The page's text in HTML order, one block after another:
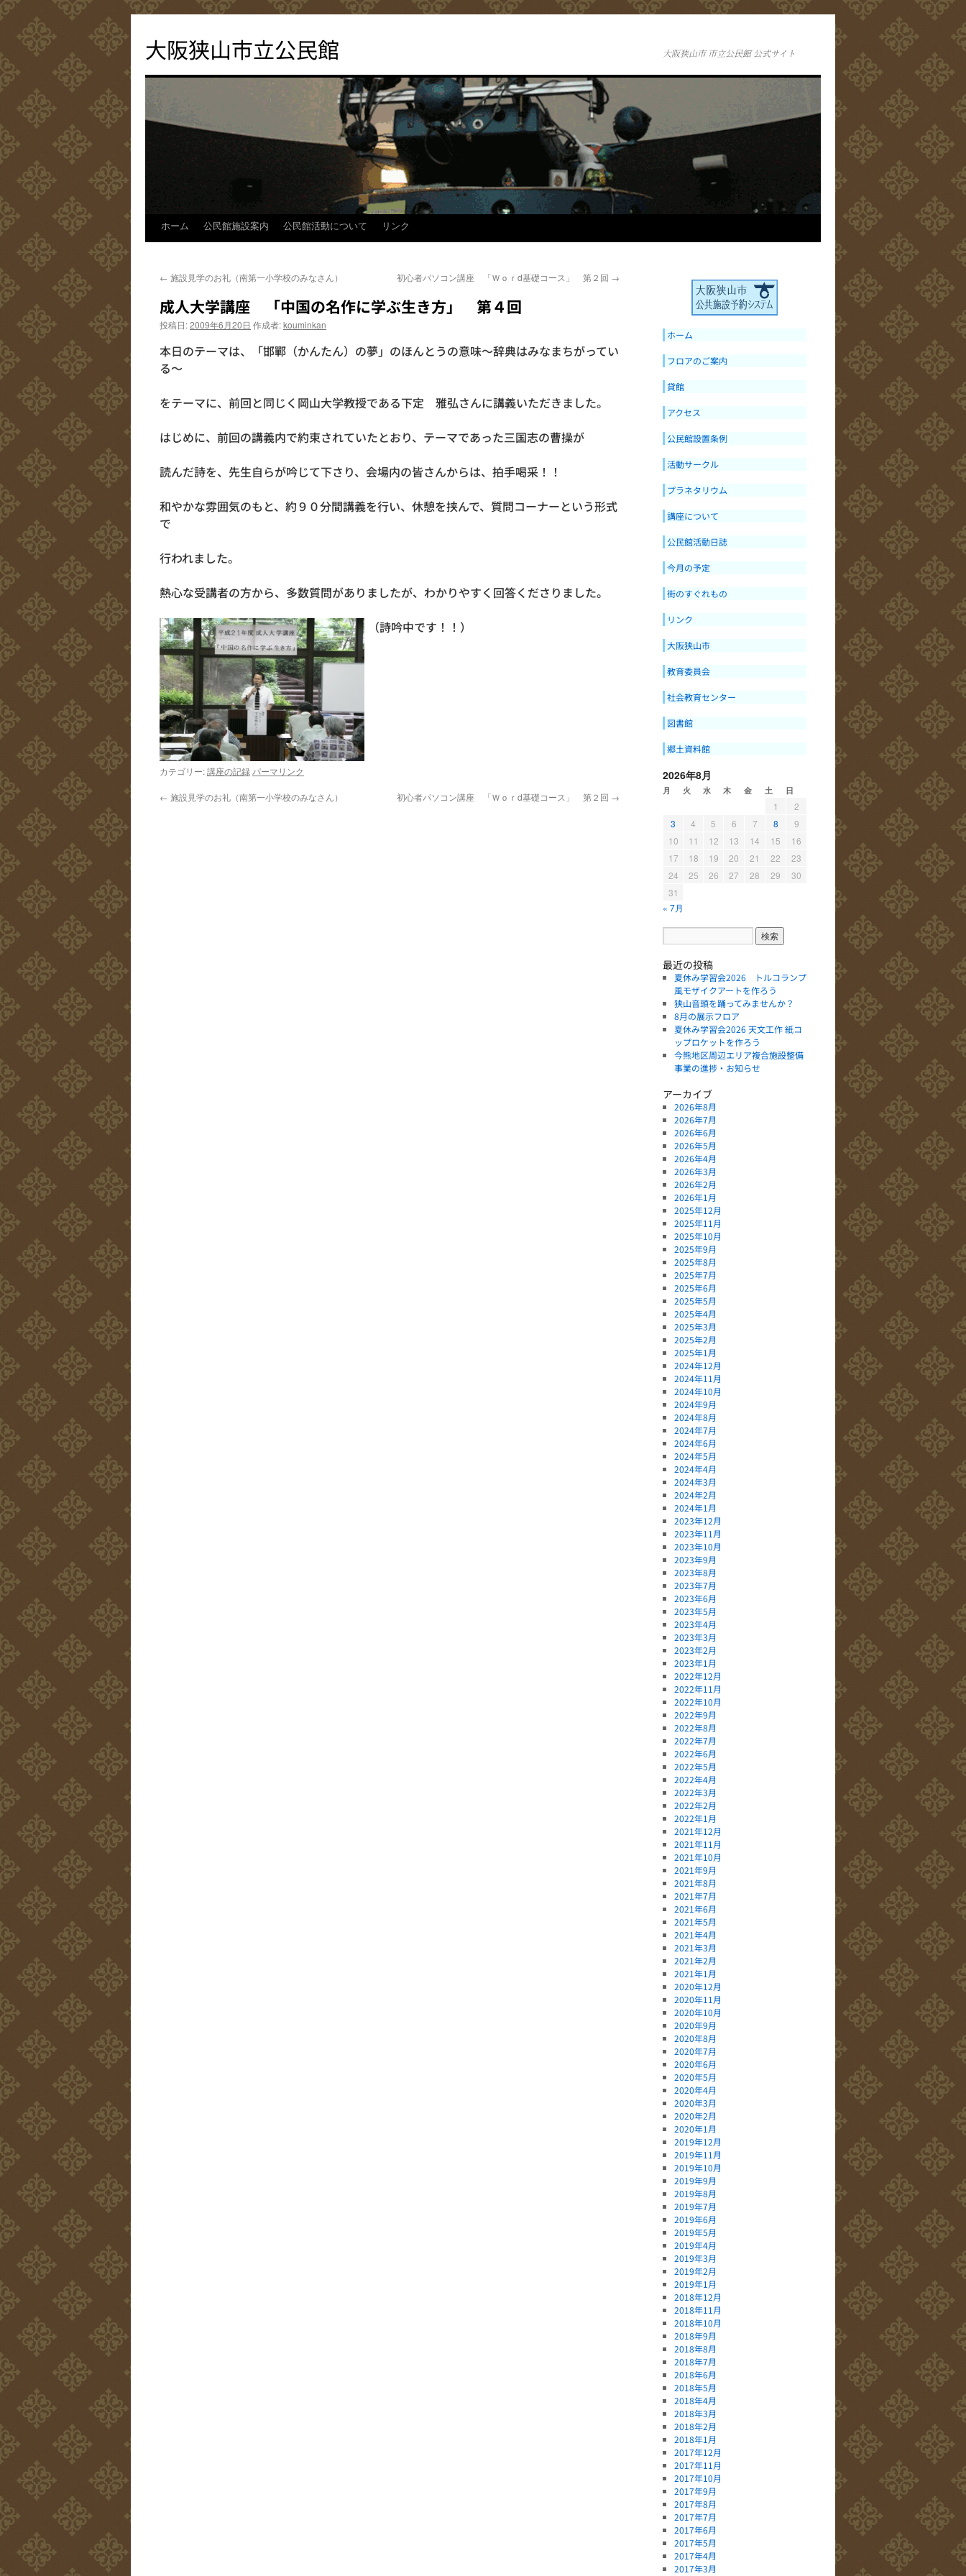
テ
ン
ッ
大阪狭山市立公民館 大阪狭山市 市立公民館 公式サイト
ホーム 公民館施設案内 公民館活動について リンク
← 施設見学のお礼（南第一小学校のみなさん） 初心者パソコン講座 「Ｗｏｒd基礎コース」 第２回 →
成人大学講座 「中国の名作に学ぶ生き方」 第４回
投稿日:2009年6月20日 作成者:kouminkan
本日のテーマは、「邯鄲（かんたん）の夢」のほんとうの意味～辞典はみなまちがってい
る～
をテーマに、前回と同じく岡山大学教授である下定 雅弘さんに講義いただきました。
はじめに、前回の講義内で約束されていたとおり、テーマであった三国志の曹操が
読んだ詩を、先生自らが吟じて下さり、会場内の皆さんからは、拍手喝采！！
和やかな雰囲気のもと、約９０分間講義を行い、休憩を挟んで、質問コーナーという形式
で
行われました。
熱心な受講者の方から、多数質問がありましたが、わかりやすく回答くださりました。
（詩吟中です！！）
カテゴリー:講座の記録 パーマリンク
← 施設見学のお礼（南第一小学校のみなさん） 初心者パソコン講座 「Ｗｏｒd基礎コース」 第２回 →
ホーム
フロアのご案内
貸館
アクセス
公民館設置条例
活動サークル
プラネタリウム
講座について
公民館活動日誌
今月の予定
街のすぐれもの
リンク
大阪狭山市
教育委員会
社会教育センター
図書館
郷土資料館
2026年8月
月 火 水 木 金 土 日
1
2
3
4 5 6 7 8
9
10
11 12 13 14 15
16
17
18 19 20 21 22
23
24
25 26 27 28 29
30
31
« 7月
最近の投稿
夏休み学習会2026 トルコランプ
風モザイクアートを作ろう
狭山音頭を踊ってみませんか？
8月の展示フロア
夏休み学習会2026 天文工作 紙コ
ップロケットを作ろう
今熊地区周辺エリア複合施設整備
事業の進捗・お知らせ
アーカイブ
2026年8月
2026年7月
2026年6月
2026年5月
2026年4月
2026年3月
2026年2月
2026年1月
2025年12月
2025年11月
2025年10月
2025年9月
2025年8月
2025年7月
2025年6月
2025年5月
2025年4月
2025年3月
2025年2月
2025年1月
2024年12月
2024年11月
2024年10月
2024年9月
2024年8月
2024年7月
2024年6月
2024年5月
2024年4月
2024年3月
2024年2月
2024年1月
2023年12月
2023年11月
2023年10月
2023年9月
2023年8月
2023年7月
2023年6月
2023年5月
2023年4月
2023年3月
2023年2月
2023年1月
2022年12月
2022年11月
2022年10月
2022年9月
2022年8月
2022年7月
2022年6月
2022年5月
2022年4月
2022年3月
2022年2月
2022年1月
2021年12月
2021年11月
2021年10月
2021年9月
2021年8月
2021年7月
2021年6月
2021年5月
2021年4月
2021年3月
2021年2月
2021年1月
2020年12月
2020年11月
2020年10月
2020年9月
2020年8月
2020年7月
2020年6月
2020年5月
2020年4月
2020年3月
2020年2月
2020年1月
2019年12月
2019年11月
2019年10月
2019年9月
2019年8月
2019年7月
2019年6月
2019年5月
2019年4月
2019年3月
2019年2月
2019年1月
2018年12月
2018年11月
2018年10月
2018年9月
2018年8月
2018年7月
2018年6月
2018年5月
2018年4月
2018年3月
2018年2月
2018年1月
2017年12月
2017年11月
2017年10月
2017年9月
2017年8月
2017年7月
2017年6月
2017年5月
2017年4月
2017年3月